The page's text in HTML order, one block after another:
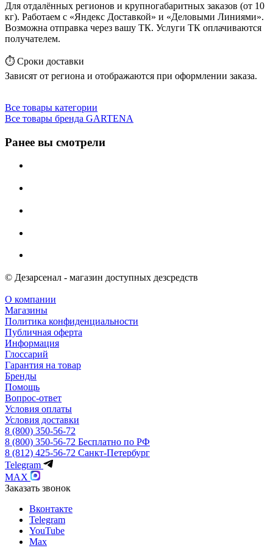
Для отдалённых регионов и крупногабаритных заказов (от 10
кг). Работаем с «Яндекс Доставкой» и «Деловыми Линиями».
Возможна отправка через вашу ТК. Услуги ТК оплачиваются
получателем.
⏱️ Сроки доставки
Зависят от региона и отображаются при оформлении заказа.
Все товары категории
Все товары бренда GARTENA
Ранее вы смотрели
© Дезарсенал - магазин доступных дезсредств
О компании
Магазины
Политика конфиденциальности
Публичная оферта
Информация
Глоссарий
Гарантия на товар
Бренды
Помощь
Вопрос-ответ
Условия оплаты
Условия доставки
8 (800) 350-56-72
8 (800) 350-56-72 Бесплатно по РФ
8 (812) 425-56-72 Санкт-Петербург
Telegram
MAX
Заказать звонок
Вконтакте
Telegram
YouTube
Max